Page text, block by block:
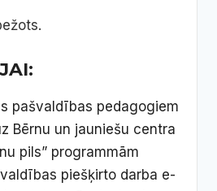
pašvaldības pedagogiem
Bērnu un jauniešu centra
pils” programmām
piešķirto darba e-